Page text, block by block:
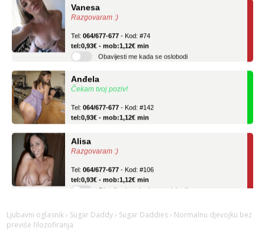
Razgovaram :)
tel:0,93€ - mob:1,12€ min
Obavijesti me kada se oslobodi
Čekam tvoj poziv!
tel:0,93€ - mob:1,12€ min
Razgovaram :)
tel:0,93€ - mob:1,12€ min
Obavijesti me kada se oslobodi
Razgovaram :)
Ljubavni oglasnik › Sugar Daddy › Sugar Daddies › Normalnu djevojku bez
previše filozofiranja